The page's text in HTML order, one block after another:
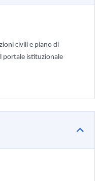
civili e piano di
portale istituzionale